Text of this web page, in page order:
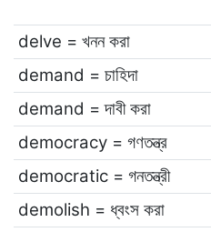
delve = খনন করা
demand = চাহিদা
demand = দাবী করা
democracy = গণতন্ত্র
democratic = গনতন্ত্রী
demolish = ধ্বংস করা